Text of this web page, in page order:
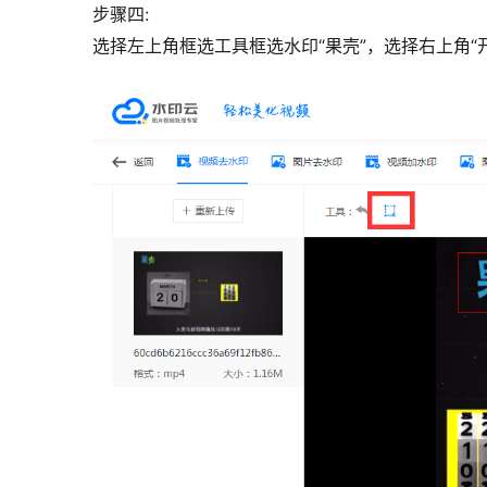
步骤四:
选择左上角框选工具框选水印“果壳”，选择右上角